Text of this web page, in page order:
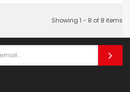
Showing 1 - 8 of 8 items